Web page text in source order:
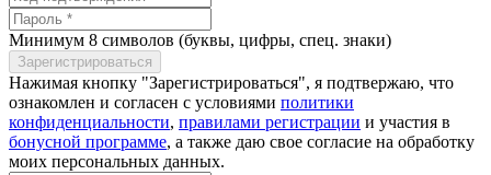
Минимум 8 символов (буквы, цифры, спец. знаки)
Нажимая кнопку "Зарегистрироваться", я подтвержаю, что
ознакомлен и согласен с условиями политики
конфиденциальности, правилами регистрации и участия в
бонусной программе, а также даю свое согласие на обработку
моих персональных данных.